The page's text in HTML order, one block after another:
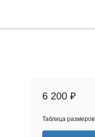
6 200 ₽
Таблица размеров